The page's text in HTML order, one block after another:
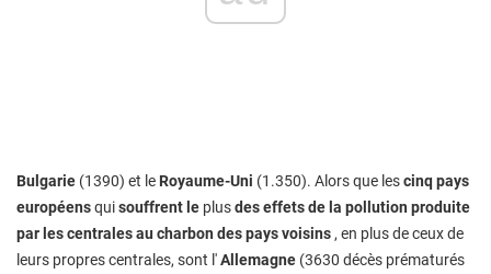
Bulgarie (1390) et le Royaume-Uni (1.350). Alors que lescinq pays
européensquisouffrent le plusdes effets de la pollution produite
par les centrales au charbon des pays voisins , en plus de ceux de
leurs propres centrales, sont l'Allemagne (3630 décès prématurés